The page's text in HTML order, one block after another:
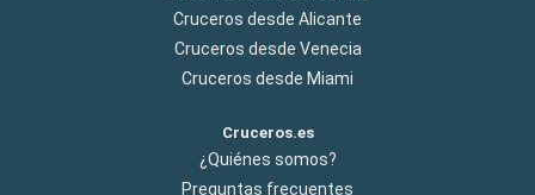
Cruceros desde Alicante
Cruceros desde Venecia
Cruceros desde Miami
Cruceros.es
¿Quiénes somos?
Preguntas frecuentes